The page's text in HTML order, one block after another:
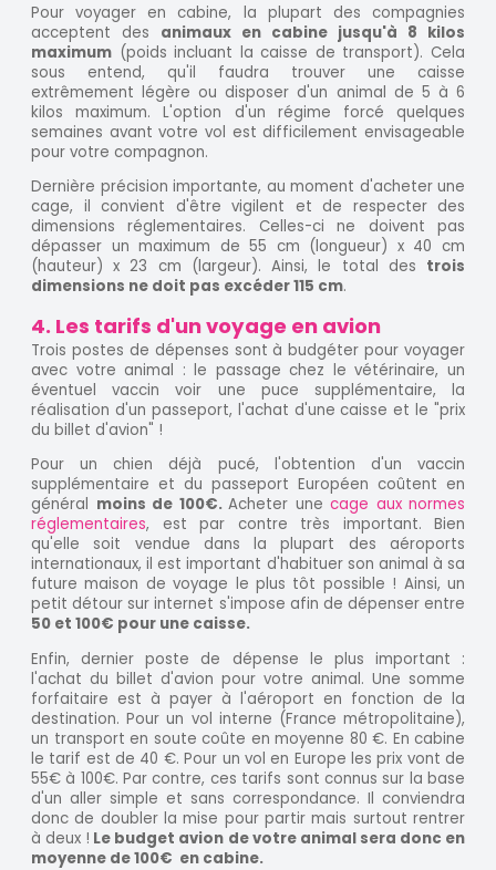
Pour voyager en cabine, la plupart des compagnies
acceptent des animaux en cabine jusqu'à 8 kilos
maximum (poids incluant la caisse de transport). Cela
sous entend, qu'il faudra trouver une caisse
extrêmement légère ou disposer d'un animal de 5 à 6
kilos maximum. L'option d'un régime forcé quelques
semaines avant votre vol est difficilement envisageable
pour votre compagnon.
Dernière précision importante, au moment d'acheter une
cage, il convient d'être vigilent et de respecter des
dimensions réglementaires. Celles-ci ne doivent pas
dépasser un maximum de 55 cm (longueur) x 40 cm
(hauteur) x 23 cm (largeur). Ainsi, le total des trois
dimensions ne doit pas excéder 115 cm.
4. Les tarifs d'un voyage en avion
Trois postes de dépenses sont à budgéter pour voyager
avec votre animal : le passage chez le vétérinaire, un
éventuel vaccin voir une puce supplémentaire, la
réalisation d'un passeport, l'achat d'une caisse et le "prix
du billet d'avion" !
Pour un chien déjà pucé, l'obtention d'un vaccin
supplémentaire et du passeport Européen coûtent en
général moins de 100€. Acheter une cage aux normes
réglementaires, est par contre très important. Bien
qu'elle soit vendue dans la plupart des aéroports
internationaux, il est important d'habituer son animal à sa
future maison de voyage le plus tôt possible ! Ainsi, un
petit détour sur internet s'impose afin de dépenser entre
50 et 100€ pour une caisse.
Enfin, dernier poste de dépense le plus important :
l'achat du billet d'avion pour votre animal. Une somme
forfaitaire est à payer à l'aéroport en fonction de la
destination. Pour un vol interne (France métropolitaine),
un transport en soute coûte en moyenne 80 €. En cabine
le tarif est de 40 €. Pour un vol en Europe les prix vont de
55€ à 100€. Par contre, ces tarifs sont connus sur la base
d'un aller simple et sans correspondance. Il conviendra
donc de doubler la mise pour partir mais surtout rentrer
à deux ! Le budget avion de votre animal sera donc en
moyenne de 100€ en cabine.